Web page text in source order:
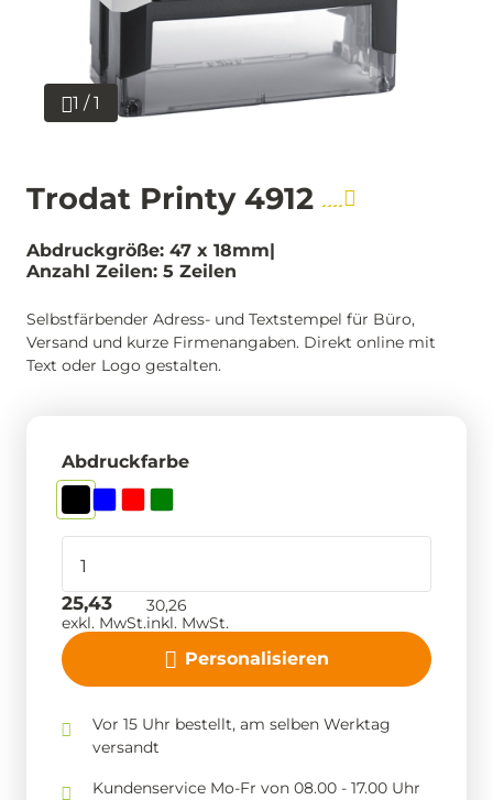
1 / 1
Trodat Printy 4912
Abdruckgröße: 47 x 18mm
Anzahl Zeilen: 5 Zeilen
Selbstfärbender Adress- und Textstempel für Büro,
Versand und kurze Firmenangaben. Direkt online mit
Text oder Logo gestalten.
Abdruckfarbe
Personalisieren
25,43
exkl. MwSt.
30,26
inkl. MwSt.
Vor 15 Uhr bestellt, am selben Werktag
versandt
Kundenservice Mo-Fr von 08.00 - 17.00 Uhr